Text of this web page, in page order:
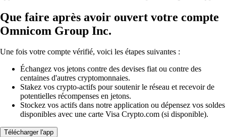
Que faire après avoir ouvert votre compte
Omnicom Group Inc.
Une fois votre compte vérifié, voici les étapes suivantes :
Échangez vos jetons contre des devises fiat ou contre des
centaines d'autres cryptomonnaies.
Stakez vos crypto-actifs pour soutenir le réseau et recevoir de
potentielles récompenses en jetons.
Stockez vos actifs dans notre application ou dépensez vos soldes
disponibles avec une carte Visa Crypto.com (si disponible).
Télécharger l'app